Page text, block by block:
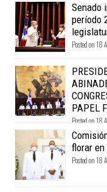
Senado
período
Posted on
PAPEL
Posted on
florar
Posted on